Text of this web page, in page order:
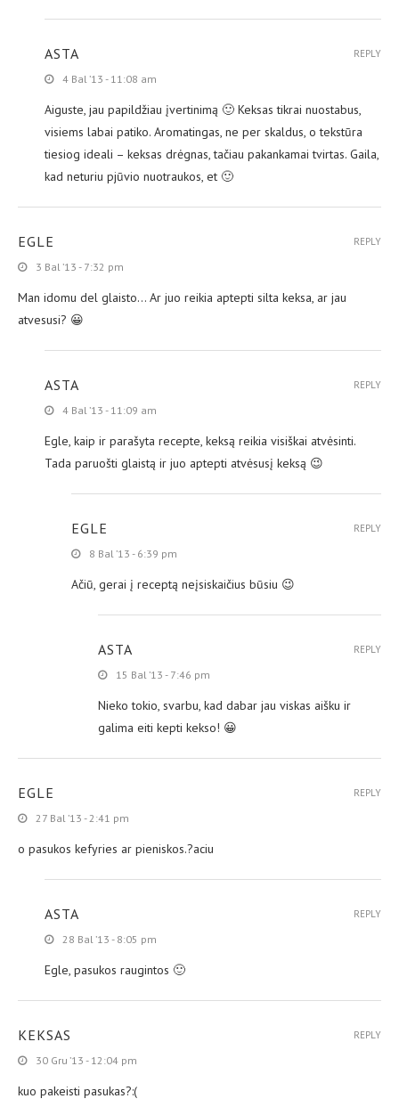
ASTA
4 Bal ’13 - 11:08 am
Aiguste, jau papildžiau įvertinimą 🙂 Keksas tikrai nuostabus,
visiems labai patiko. Aromatingas, ne per skaldus, o tekstūra
tiesiog ideali – keksas drėgnas, tačiau pakankamai tvirtas. Gaila,
kad neturiu pjūvio nuotraukos, et 🙂
REPLY
EGLE
3 Bal ’13 - 7:32 pm
Man idomu del glaisto… Ar juo reikia aptepti silta keksa, ar jau
atvesusi? 😀
REPLY
ASTA
4 Bal ’13 - 11:09 am
Egle, kaip ir parašyta recepte, keksą reikia visiškai atvėsinti.
Tada paruošti glaistą ir juo aptepti atvėsusį keksą 😉
REPLY
EGLE
8 Bal ’13 - 6:39 pm
Ačiū, gerai į receptą neįsiskaičius būsiu 😉
REPLY
ASTA
15 Bal ’13 - 7:46 pm
Nieko tokio, svarbu, kad dabar jau viskas aišku ir
galima eiti kepti kekso! 😀
REPLY
EGLE
27 Bal ’13 - 2:41 pm
o pasukos kefyries ar pieniskos.?aciu
REPLY
ASTA
28 Bal ’13 - 8:05 pm
Egle, pasukos raugintos 🙂
REPLY
KEKSAS
30 Gru ’13 - 12:04 pm
kuo pakeisti pasukas?:(
REPLY